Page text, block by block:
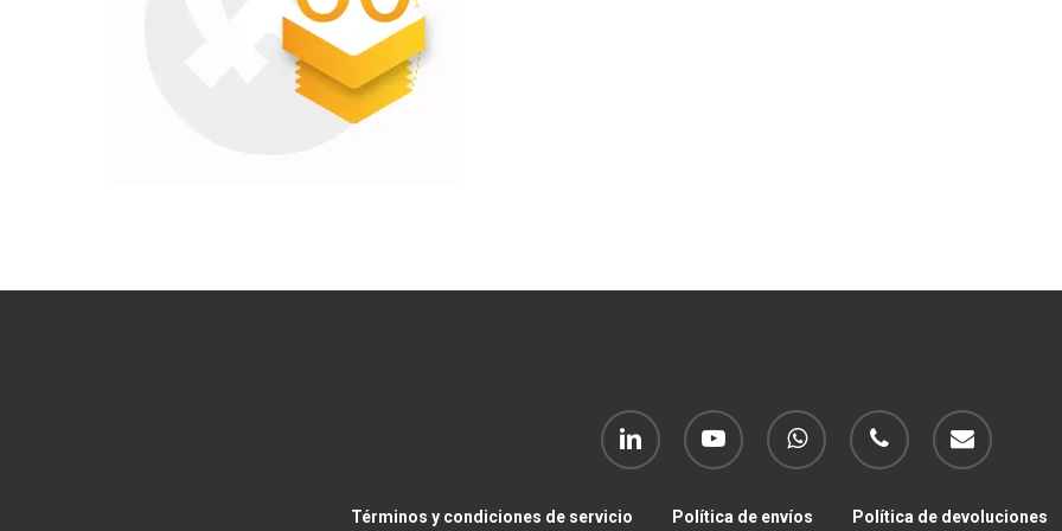
linkedin youtube whatsapp phone email
Términos y condiciones de servicio Política de envíos Política de devoluciones